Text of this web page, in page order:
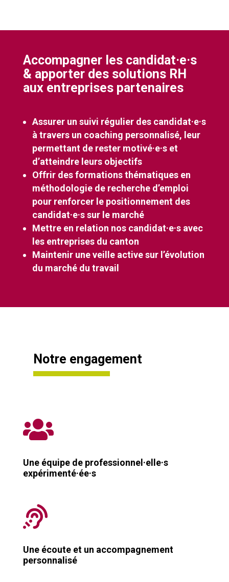
Accompagner les candidat·e·s
& apporter des solutions RH
aux entreprises partenaires
Assurer un suivi régulier des candidat·e·s
à travers un coaching personnalisé, leur
permettant de rester motivé·e·s et
d’atteindre leurs objectifs
Offrir des formations thématiques en
méthodologie de recherche d’emploi
pour renforcer le positionnement des
candidat·e·s sur le marché
Mettre en relation nos candidat·e·s avec
les entreprises du canton
Maintenir une veille active sur l’évolution
du marché du travail
Notre engagement

Une équipe de professionnel·elle·s
expérimenté·ée·s

Une écoute et un accompagnement
personnalisé